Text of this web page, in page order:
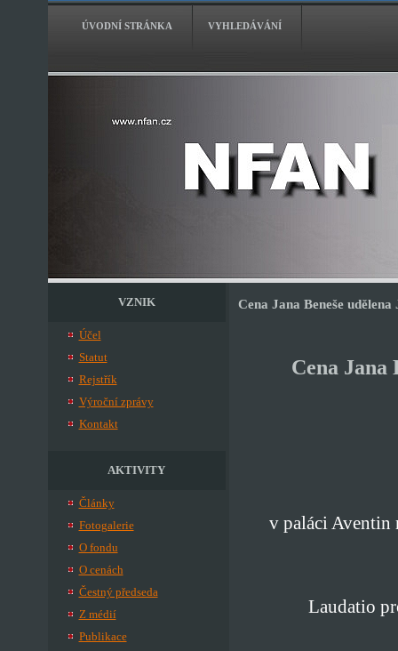
ÚVODNÍ STRÁNKA VYHLEDÁVÁNÍ
VZNIK
Účel
Statut
Rejstřík
Výroční zprávy
Kontakt
AKTIVITY
Články
Fotogalerie
O fondu
O cenách
Čestný předseda
Z médií
Publikace
Cena Jana Beneše
Cena Jana
v paláci
Laudatio